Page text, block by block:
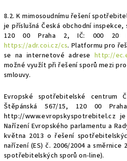
8.2. K mimosoudnímu řešení
je příslušná Česká obchodní
120 00 Praha 2, IČ: 000 20
https://adr.coi.cz/cs. Platformu pro
se na internetové adrese http://
možné využít při řešení sporů mezi
smlouvy.
Evropské spotřebitelské centrum
Štěpánská 567/15, 120 00
http://www.evropskyspotrebitel.cz
Nařízení Evropského parlamentu a
května 2013 o řešení
nařízení (ES) č. 2006/2004 a směrnice
spotřebitelských sporů on-line).